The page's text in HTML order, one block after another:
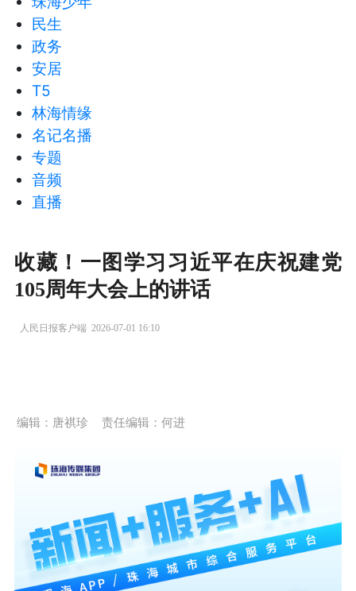
民生
政务
安居
T5
林海情缘
名记名播
专题
音频
直播
收藏！一图学习习近平在庆祝建党
105周年大会上的讲话
人民日报客户端 2026-07-01 16:10
编辑：唐祺珍 责任编辑：何进